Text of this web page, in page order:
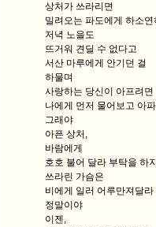
상처가 쓰라리면
밀려오는 파도에게 하소연
저녁 노을도
뜨거워 견딜 수 없다고
서산 마루에게 안기던 걸
하물며
사랑하는 당신이 아프려면
나에게 먼저 물어보고 아파
그래야
아픈 상처,
바람에게
호호 불어 달라 부탁을 하지
쓰라린 가슴은
비에게 일러 어루만져달라
정말이야
이젠,